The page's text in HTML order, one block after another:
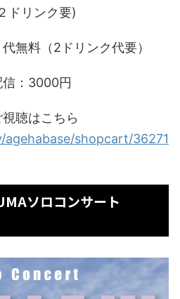
ドリンク要)
無料（2ドリンク代要）
信：3000円
聴はこちら
shopcart/36271
ソロコンサート